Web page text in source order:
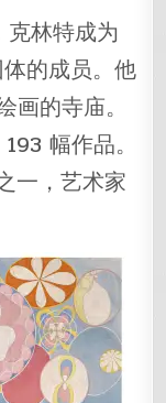
林特成为
的成员。他
的寺庙。
幅作品。
一，艺术家